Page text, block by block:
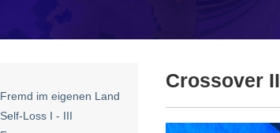
Fremd im eigenen Land
Self-Loss I - III
Crossover II